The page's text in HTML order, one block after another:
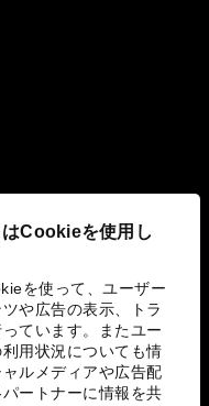
Cookieを使用し
を使って、ユーザー
や広告の表示、トラ
ています。またユー
用状況についても情
ルメディアや広告配
ートナーに情報を共